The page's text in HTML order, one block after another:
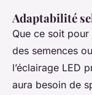
Adaptabilité
Que ce soit
des semences
l’éclairage LED
aura besoin de